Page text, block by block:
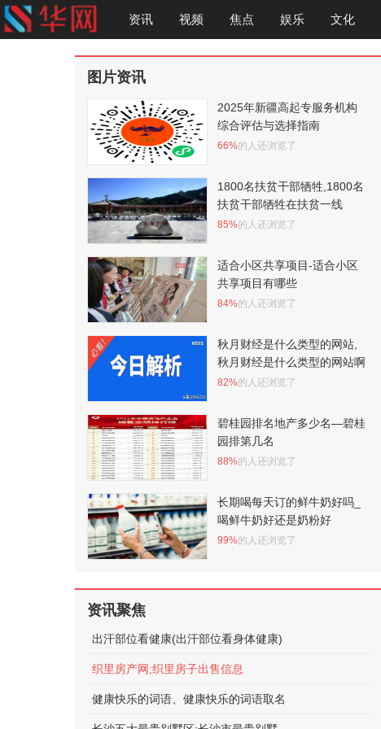
资讯 视频 焦点 娱乐 文化
图片资讯
2025年新疆高起专服务机构
综合评估与选择指南
66%的人还浏览了
1800名扶贫干部牺牲,1800名
扶贫干部牺牲在扶贫一线
85%的人还浏览了
适合小区共享项目-适合小区
共享项目有哪些
84%的人还浏览了
秋月财经是什么类型的网站,
秋月财经是什么类型的网站啊
82%的人还浏览了
碧桂园排名地产多少名—碧桂
园排第几名
88%的人还浏览了
长期喝每天订的鲜牛奶好吗_
喝鲜牛奶好还是奶粉好
99%的人还浏览了
资讯聚焦
出汗部位看健康(出汗部位看身体健康)
织里房产网;织里房子出售信息
健康快乐的词语、健康快乐的词语取名